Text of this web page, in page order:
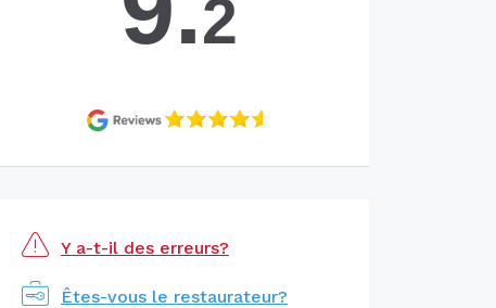
2
Y a-t-il des erreurs?
Êtes-vous le restaurateur?